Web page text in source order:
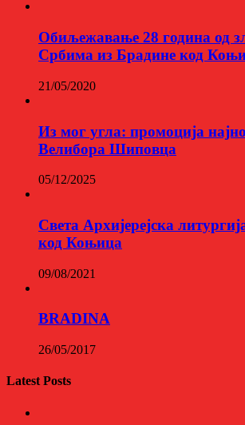
Обиљежавање 28 година од
Србима из Брадине код
21/05/2020
Из мог угла: промоција
Велибора Шиповца
05/12/2025
Света Архијерејска
код Коњица
09/08/2021
BRADINA
26/05/2017
Latest Posts